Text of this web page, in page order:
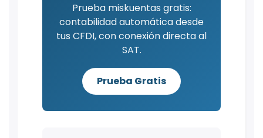
Prueba miskuentas gratis:
contabilidad automática desde
tus CFDI, con conexión directa al
SAT.
Prueba Gratis